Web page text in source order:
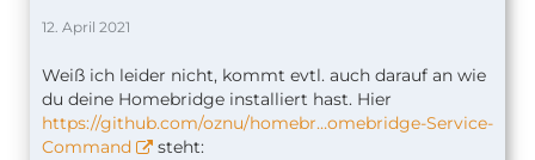
12. April 2021
Weiß ich leider nicht, kommt evtl. auch darauf an wie
du deine Homebridge installiert hast. Hier
https://github.com/oznu/homebr…omebridge-Service-
Command
steht: